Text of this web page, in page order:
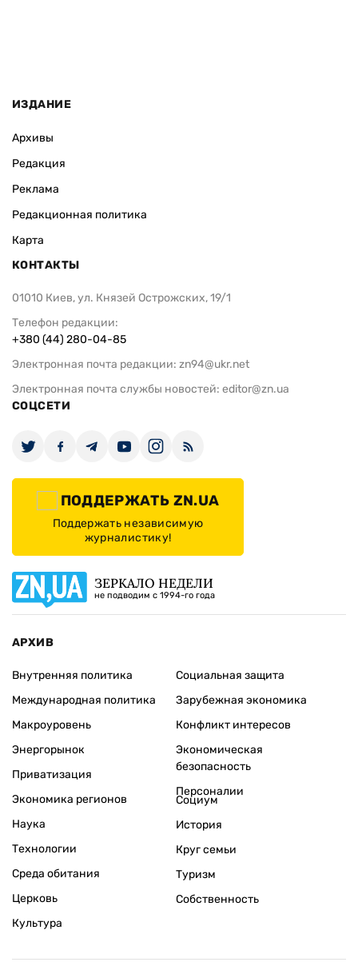
ИЗДАНИЕ
Архивы
Редакция
Реклама
Редакционная политика
Карта
КОНТАКТЫ
01010 Киев, ул. Князей Острожских, 19/1
Телефон редакции:
+380 (44) 280-04-85
Электронная почта редакции: zn94@ukr.net
Электронная почта службы новостей: editor@zn.ua
СОЦСЕТИ
ПОДДЕРЖАТЬ ZN.UA
Поддержать независимую
журналистику!
ЗЕРКАЛО НЕДЕЛИ
не подводим с 1994-го года
АРХИВ
Внутренняя политика
Международная политика
Макроуровень
Энергорынок
Приватизация
Экономика регионов
Социальная защита
Зарубежная экономика
Конфликт интересов
Экономическая
безопасность
Персоналии
Наука
Технологии
Среда обитания
Церковь
Культура
Социум
История
Круг семьи
Туризм
Собственность